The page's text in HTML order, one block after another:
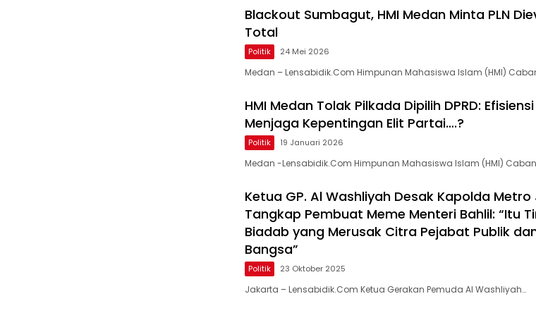
Blackout Sumbagut, HMI Medan Minta PLN
Total
Politik 24 Mei 2026
Medan – Lensabidik.Com Himpunan Mahasiswa Islam (HMI)
HMI Medan Tolak Pilkada Dipilih DPRD:
Menjaga Kepentingan Elit Partai….?
Politik 19 Januari 2026
Medan -Lensabidik.Com Himpunan Mahasiswa Islam (HMI)
Ketua GP. Al Washliyah Desak Kapolda Metro
Tangkap Pembuat Meme Menteri Bahlil: “Itu
Biadab yang Merusak Citra Pejabat Publik
Bangsa”
Politik 23 Oktober 2025
Jakarta – Lensabidik.Com Ketua Gerakan Pemuda Al Washliyah…